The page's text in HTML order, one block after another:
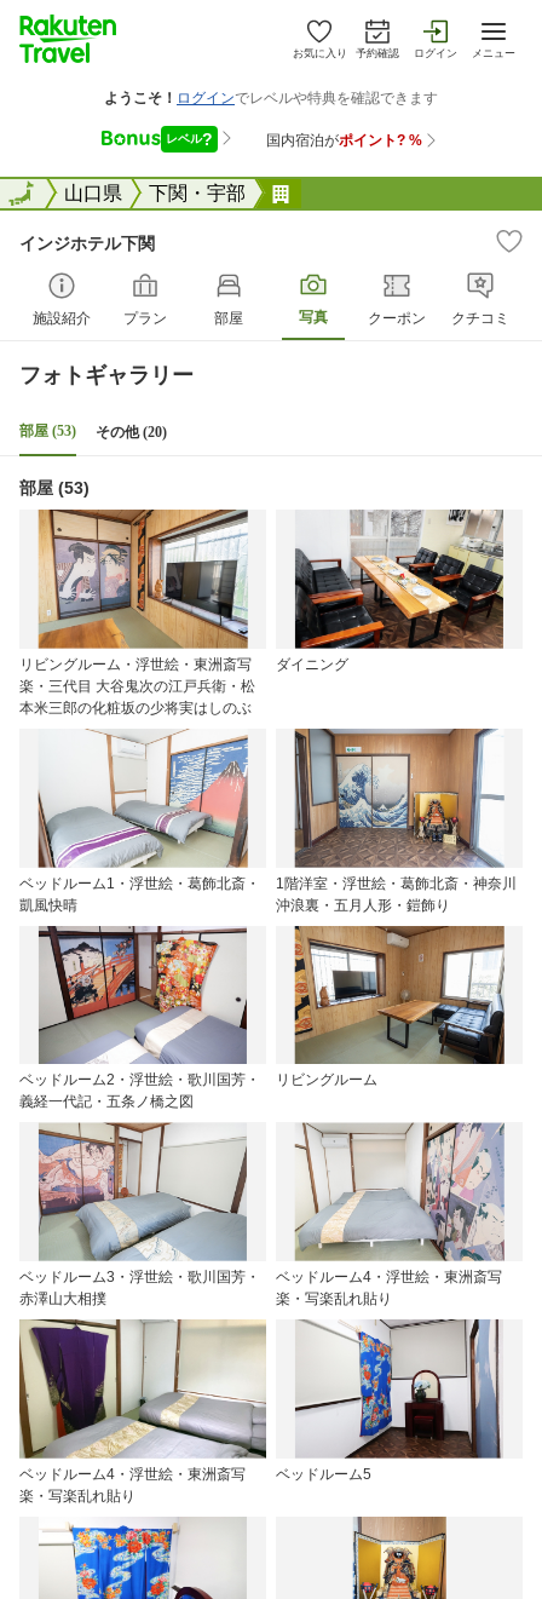
お気に入り 予約確認 ログイン メニュー
全国山口県 下関・宇部
全国
インジホテル下関
施設紹介 プラン 部屋 写真 クーポン クチコミ
フォトギャラリー
部屋 (53) その他 (20)
部屋 (53)
リビングルーム・浮世絵・東洲斎写
楽・三代目 大谷鬼次の江戸兵衛・松
本米三郎の化粧坂の少将実はしのぶ
ダイニング
ベッドルーム1・浮世絵・葛飾北斎・
凱風快晴
1階洋室・浮世絵・葛飾北斎・神奈川
沖浪裏・五月人形・鎧飾り
ベッドルーム2・浮世絵・歌川国芳・
義経一代記・五条ノ橋之図
リビングルーム
ベッドルーム3・浮世絵・歌川国芳・
赤澤山大相撲
ベッドルーム4・浮世絵・東洲斎写
楽・写楽乱れ貼り
ベッドルーム4・浮世絵・東洲斎写
楽・写楽乱れ貼り
ベッドルーム5